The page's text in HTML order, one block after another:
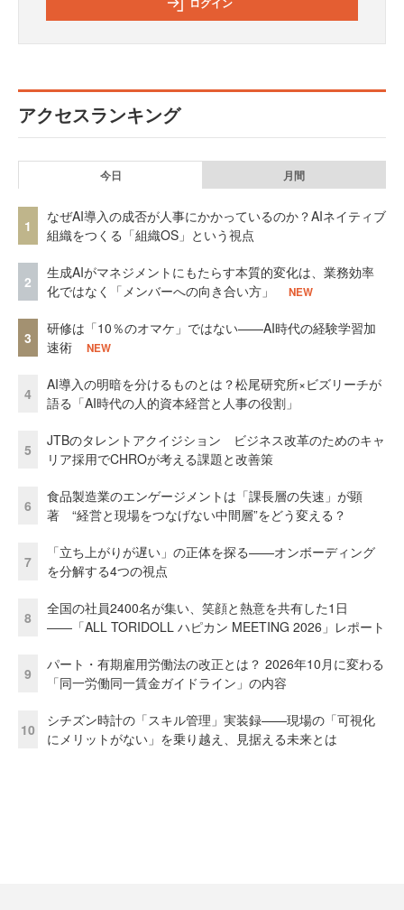
アクセスランキング
今日 月間
1
なぜAI導入の成否が人事にかかっているのか？AIネイティブ
組織をつくる「組織OS」という視点
2
生成AIがマネジメントにもたらす本質的変化は、業務効率
化ではなく「メンバーへの向き合い方」
NEW
3
研修は「10％のオマケ」ではない——AI時代の経験学習加
速術
NEW
4
AI導入の明暗を分けるものとは？松尾研究所×ビズリーチが
語る「AI時代の人的資本経営と人事の役割」
5
JTBのタレントアクイジション ビジネス改革のためのキャ
リア採用でCHROが考える課題と改善策
6
食品製造業のエンゲージメントは「課長層の失速」が顕
著 “経営と現場をつなげない中間層”をどう変える？
7
「立ち上がりが遅い」の正体を探る——オンボーディング
を分解する4つの視点
8
全国の社員2400名が集い、笑顔と熱意を共有した1日
――「ALL TORIDOLL ハピカン MEETING 2026」レポート
9
パート・有期雇用労働法の改正とは？ 2026年10月に変わる
「同一労働同一賃金ガイドライン」の内容
10
シチズン時計の「スキル管理」実装録——現場の「可視化
にメリットがない」を乗り越え、見据える未来とは